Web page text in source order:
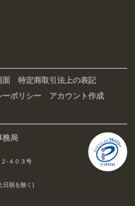
面
特定商取引法上の表記
ーポリシー
アカウント作成
務局
-４０３号
日祝を除く)